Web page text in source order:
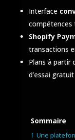
Interface
compétences
Shopify
transactions
Plans à partir
d’essai gratuit
Sommaire
1 Une